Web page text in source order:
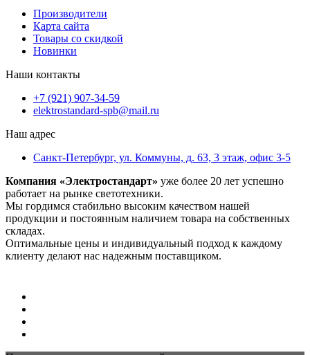
Производители
Карта сайта
Товары со скидкой
Новинки
Наши контакты
+7 (921) 907-34-59
elektrostandard-spb@mail.ru
Наш адрес
Санкт-Петербург, ул. Коммуны, д. 63, 3 этаж, офис 3-5
Компания «Электростандарт» уже более 20 лет успешно
работает на рынке светотехники.
Мы гордимся стабильно высоким качеством нашей
продукции и постоянным наличием товара на собственных
складах.
Оптимальные цены и индивидуальный подход к каждому
клиенту делают нас надежным поставщиком.